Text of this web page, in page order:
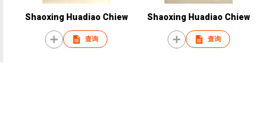
Shaoxing Huadiao Chiew
查询
Shaoxing Huadiao Chiew
查询